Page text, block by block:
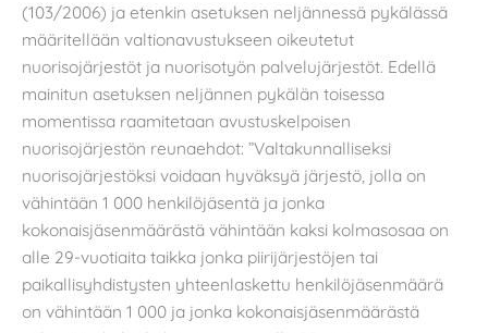
(103/2006) ja etenkin asetuksen neljännessä pykälässä
määritellään valtionavustukseen oikeutetut
nuorisojärjestöt ja nuorisotyön palvelujärjestöt. Edellä
mainitun asetuksen neljännen pykälän toisessa
momentissa raamitetaan avustuskelpoisen
nuorisojärjestön reunaehdot: ”Valtakunnalliseksi
nuorisojärjestöksi voidaan hyväksyä järjestö, jolla on
vähintään 1 000 henkilöjäsentä ja jonka
kokonaisjäsenmäärästä vähintään kaksi kolmasosaa on
alle 29-vuotiaita taikka jonka piirijärjestöjen tai
paikallisyhdistysten yhteenlaskettu henkilöjäsenmäärä
on vähintään 1 000 ja jonka kokonaisjäsenmäärästä